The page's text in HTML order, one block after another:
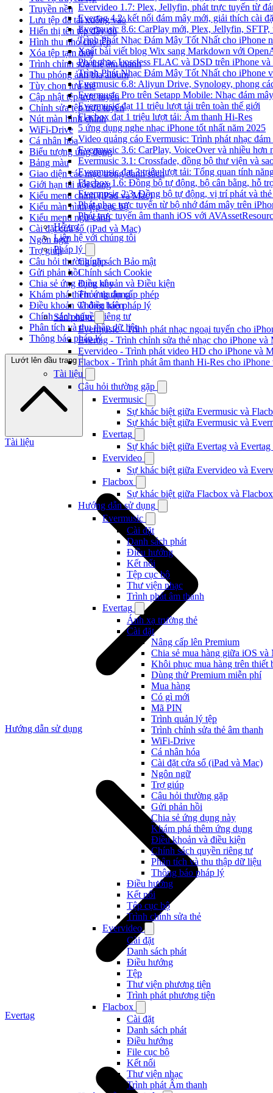
Evervideo 1.7: Plex, Jellyfin, phát trực tuyến từ
Evertag 4.2: kết nối đám mây mới, giải thích cài
Evermusic 8.6: CarPlay mới, Plex, Jellyfin,
Trình Phát Nhạc Đám Mây Tốt Nhất cho iPhone
Xuất bài viết blog Wix sang Markdown với
Phát nhạc Lossless FLAC và DSD trên iPhone
Trình Phát Nhạc Đám Mây Tốt Nhất cho iPhone
Evermusic 6.8: Aliyun Drive, Synology, phong
Evermusic Pro trên Setapp Mobile: Nhạc đám
Evermusic đạt 11 triệu lượt tải trên toàn thế giới
Flacbox đạt 1 triệu lượt tải: Âm thanh Hi-Res
5 ứng dụng nghe nhạc iPhone tốt nhất năm 2025
Video quảng cáo Evermusic: Trình phát nhạc đám
Evermusic 3.6: CarPlay, VoiceOver và nhiều hơn
Evermusic 3.1: Crossfade, đồng bộ thư viện và
Evermusic đạt 3 triệu lượt tải: Tổng quan tính
Flacbox 1.6: Đồng bộ tự động, bộ cân bằng, hỗ
Evermusic 2.3: Đồng bộ tự động, vị trí phát và thẻ
Phát nhạc trực tuyến từ bộ nhớ đám mây trên
Phát trực tuyến âm thanh iOS với
Hỗ trợ
Liên hệ với chúng tôi
Pháp lý
Chính sách Bảo mật
Chính sách Cookie
Điều khoản và Điều kiện
Thỏa thuận cấp phép
Thông báo pháp lý
Sản phẩm
Evermusic - Trình phát nhạc ngoại tuyến cho
Evertag - Trình chỉnh sửa thẻ nhạc cho iPhone và
Evervideo - Trình phát video HD cho iPhone và
Flacbox - Trình phát âm thanh Hi-Res cho iPhone
Tài liệu
Câu hỏi thường gặp
Evermusic
Sự khác biệt giữa Evermusic và
Sự khác biệt giữa Evermusic và
Evertag
Sự khác biệt giữa Evertag và
Evervideo
Sự khác biệt giữa Evervideo và
Flacbox
Sự khác biệt giữa Flacbox và
Hướng dẫn sử dụng
Evermusic
Cài đặt
Danh sách phát
Điều hướng
Kết nối
Tệp cục bộ
Thư viện nhạc
Trình phát âm thanh
Evertag
Ánh xạ trường thẻ
Cài đặt
Nâng cấp lên Premium
Chia sẻ mua hàng giữa iOS và
Khôi phục mua hàng trên thiết
Dùng thử Premium miễn phí
Mua hàng
Có gì mới
Mã PIN
Trình quản lý tệp
Trình chỉnh sửa thẻ âm thanh
WiFi-Drive
Cá nhân hóa
Cài đặt cửa sổ (iPad và Mac)
Ngôn ngữ
Trợ giúp
Câu hỏi thường gặp
Gửi phản hồi
Chia sẻ ứng dụng này
Khám phá thêm ứng dụng
Điều khoản và điều kiện
Chính sách quyền riêng tư
Phân tích và thu thập dữ liệu
Thông báo pháp lý
Điều hướng
Kết nối
Tệp cục bộ
Trình chỉnh sửa thẻ
Evervideo
Cài đặt
Danh sách phát
Điều hướng
Tệp
Thư viện phương tiện
Trình phát phương tiện
Flacbox
Cài đặt
Danh sách phát
Điều hướng
File cục bộ
Kết nối
Thư viện nhạc
Trình phát Âm thanh
Truyền nền
Lưu tệp đã tải xuống vào
Hiển thị tên tệp đầy đủ
Hình thu nhỏ cho tệp
Xóa tệp tạm thời
Trình chỉnh sửa thẻ âm thanh
Thu phóng ảnh bìa album
Tùy chọn lưu thẻ
Cập nhật tệp trực tuyến
Chỉnh sửa tệp trực tuyến
Nút màn hình chính
WiFi-Drive
Cá nhân hóa
Biểu tượng ứng dụng
Bảng màu
Giao diện các mục trong danh sách
Giới hạn tải nội dung
Kiểu menu chính (iPad và Mac)
Kiểu màn hình tệp cục bộ
Kiểu menu ngữ cảnh
Cài đặt cửa sổ (iPad và Mac)
Ngôn ngữ
Trợ giúp
Câu hỏi thường gặp
Gửi phản hồi
Chia sẻ ứng dụng này
Khám phá thêm ứng dụng
Điều khoản và điều kiện
Chính sách quyền riêng tư
Phân tích và thu thập dữ liệu
Thông báo pháp lý
Lướt lên đầu trang
Tài liệu
Hướng dẫn sử dụng
Evertag